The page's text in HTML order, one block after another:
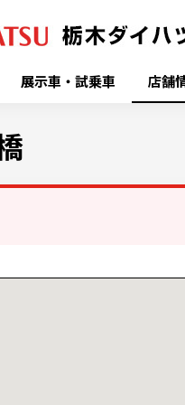
展示車・試乗車 店舗